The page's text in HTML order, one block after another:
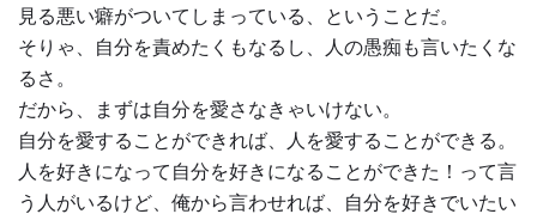
見る悪い癖がついてしまっている、ということだ。
そりゃ、自分を責めたくもなるし、人の愚痴も言いたくな
るさ。
だから、まずは自分を愛さなきゃいけない。
自分を愛することができれば、人を愛することができる。
人を好きになって自分を好きになることができた！って言
う人がいるけど、俺から言わせれば、自分を好きでいたい